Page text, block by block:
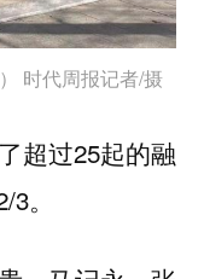
时代周报记者/摄
超过25起的融
。